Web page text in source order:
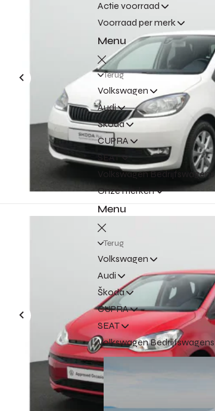
Actie voorraad
Voorraad per merk
Menu
Terug
Volkswagen
Audi
Škoda
CUPRA
SEAT
Volkswagen Bedrijfswagens
Onze merken
Menu
Terug
Volkswagen
Audi
Škoda
CUPRA
SEAT
Volkswagen Bedrijfswagens